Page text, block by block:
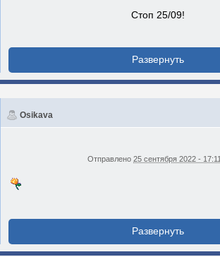
Стоп 25/09!
Osikava
Отправлено 25 сентября 2022 - 17:11